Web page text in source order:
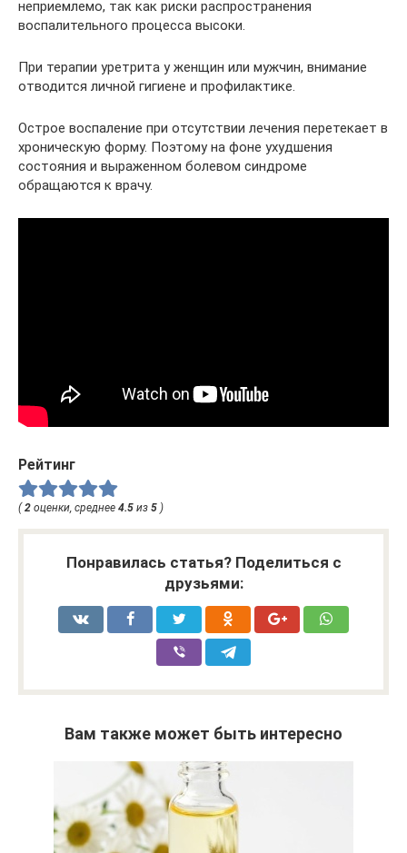
неприемлемо, так как риски распространения
воспалительного процесса высоки.
При терапии уретрита у женщин или мужчин, внимание
отводится личной гигиене и профилактике.
Острое воспаление при отсутствии лечения перетекает в
хроническую форму. Поэтому на фоне ухудшения
состояния и выраженном болевом синдроме
обращаются к врачу.
Рейтинг
(2 оценки, среднее 4.5 из 5 )
Понравилась статья? Поделиться с
друзьями:
Вам также может быть интересно